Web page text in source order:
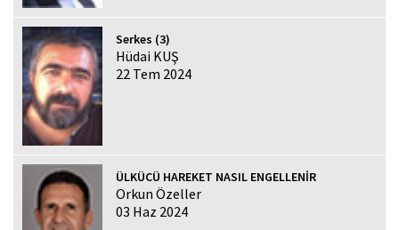
Serkes (3)
Hüdai KUŞ
22 Tem 2024
ÜLKÜCÜ HAREKET NASIL ENGELLENİR
Orkun Özeller
03 Haz 2024